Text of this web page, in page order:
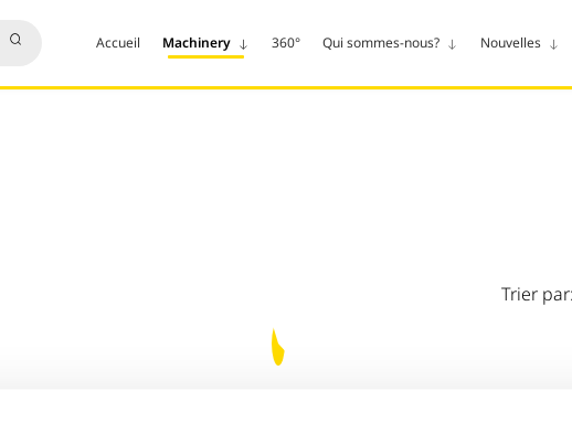
Accueil Machinery 360° Qui sommes-nous? Nouvelles
Trier par: